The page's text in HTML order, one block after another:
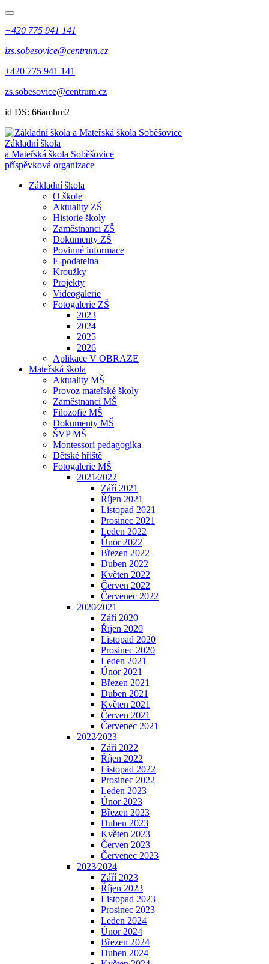
+420 775 941 141
izs.sobesovice@centrum.cz
+420 775 941 141
zs.sobesovice@centrum.cz
id DS: 66amhm2
Základní škola
a Mateřská škola Soběšovice
příspěvková organizace
Základní škola
O škole
Aktuality ZŠ
Historie školy
Zaměstnanci ZŠ
Dokumenty ZŠ
Povinné informace
E-podatelna
Kroužky
Projekty
Videogalerie
Fotogalerie ZŠ
2023
2024
2025
2026
Aplikace V OBRAZE
Mateřská škola
Aktuality MŠ
Provoz mateřské školy
Zaměstnanci MŠ
Filozofie MŠ
Dokumenty MŠ
ŠVP MŠ
Montessori pedagogika
Dětské hřiště
Fotogalerie MŠ
2021⁄2022
Září 2021
Říjen 2021
Listopad 2021
Prosinec 2021
Leden 2022
Únor 2022
Březen 2022
Duben 2022
Květen 2022
Červen 2022
Červenec 2022
2020⁄2021
Září 2020
Říjen 2020
Listopad 2020
Prosinec 2020
Leden 2021
Únor 2021
Březen 2021
Duben 2021
Květen 2021
Červen 2021
Červenec 2021
2022⁄2023
Září 2022
Říjen 2022
Listopad 2022
Prosinec 2022
Leden 2023
Únor 2023
Březen 2023
Duben 2023
Květen 2023
Červen 2023
Červenec 2023
2023⁄2024
Září 2023
Říjen 2023
Listopad 2023
Prosinec 2023
Leden 2024
Únor 2024
Březen 2024
Duben 2024